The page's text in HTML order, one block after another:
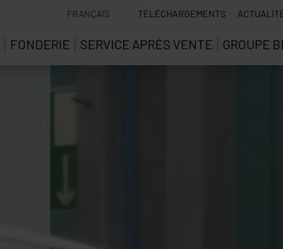
FRANÇAIS TÉLÉCHARGEMENTS
FONDERIE SERVICE APRÈS VENTE GROUPE